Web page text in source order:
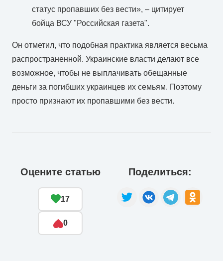
статус пропавших без вести», – цитирует
бойца ВСУ "Российская газета".
Он отметил, что подобная практика является весьма
распространенной. Украинские власти делают все
возможное, чтобы не выплачивать обещанные
деньги за погибших украинцев их семьям. Поэтому
просто признают их пропавшими без вести.
Оцените статью
17
0
Поделиться: